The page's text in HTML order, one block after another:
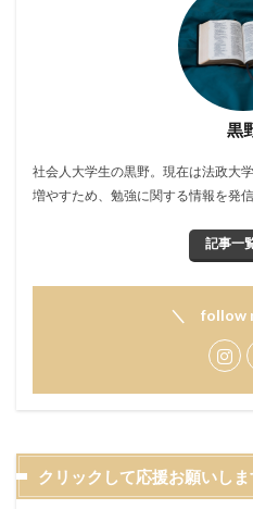
黒
社会人大学生の黒野。現在は法政大
増やすため、勉強に関する情報を発信
記事一
＼ follow
クリックして応援お願いしま